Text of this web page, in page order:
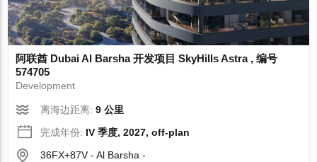
阿联酋 Dubai Al Barsha 开发项目 SkyHills Astra , 编号
574705
Development
离海边距离:9 公里
完成年份: IV 季度, 2027, off-plan
36FX+87V - Al Barsha -